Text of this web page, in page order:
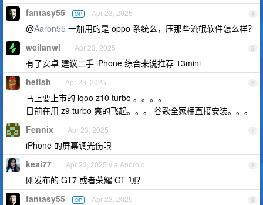
4
fantasy55 OP Apr 23, 2025
@Aaron55 一加用的是 oppo 系统么，压那些流氓软件怎么样？
5
weilanwl Apr 23, 2025
有了安卓 建议二手 iPhone 综合来说推荐 13mini
6
hefish Apr 23, 2025
马上要上市的 iqoo z10 turbo 。。。。
目前在用 z9 turbo 爽的飞起。。。 谷歌全家桶直接安装。。。
7
Fennix Apr 23, 2025
iPhone 的屏幕调光伤眼
8
keai77 Apr 23, 2025 via Android
刚发布的 GT7 或者荣耀 GT 呗？
9
fantasy55 OP Apr 23, 2025